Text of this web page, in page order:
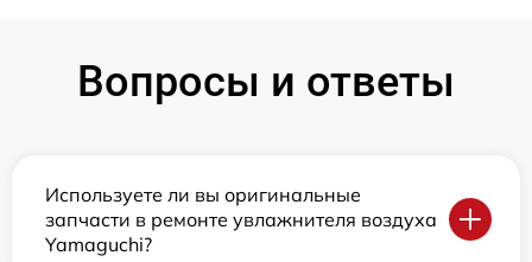
Вопросы и ответы
Используете ли вы оригинальные
запчасти в ремонте увлажнителя воздуха
Yamaguchi?